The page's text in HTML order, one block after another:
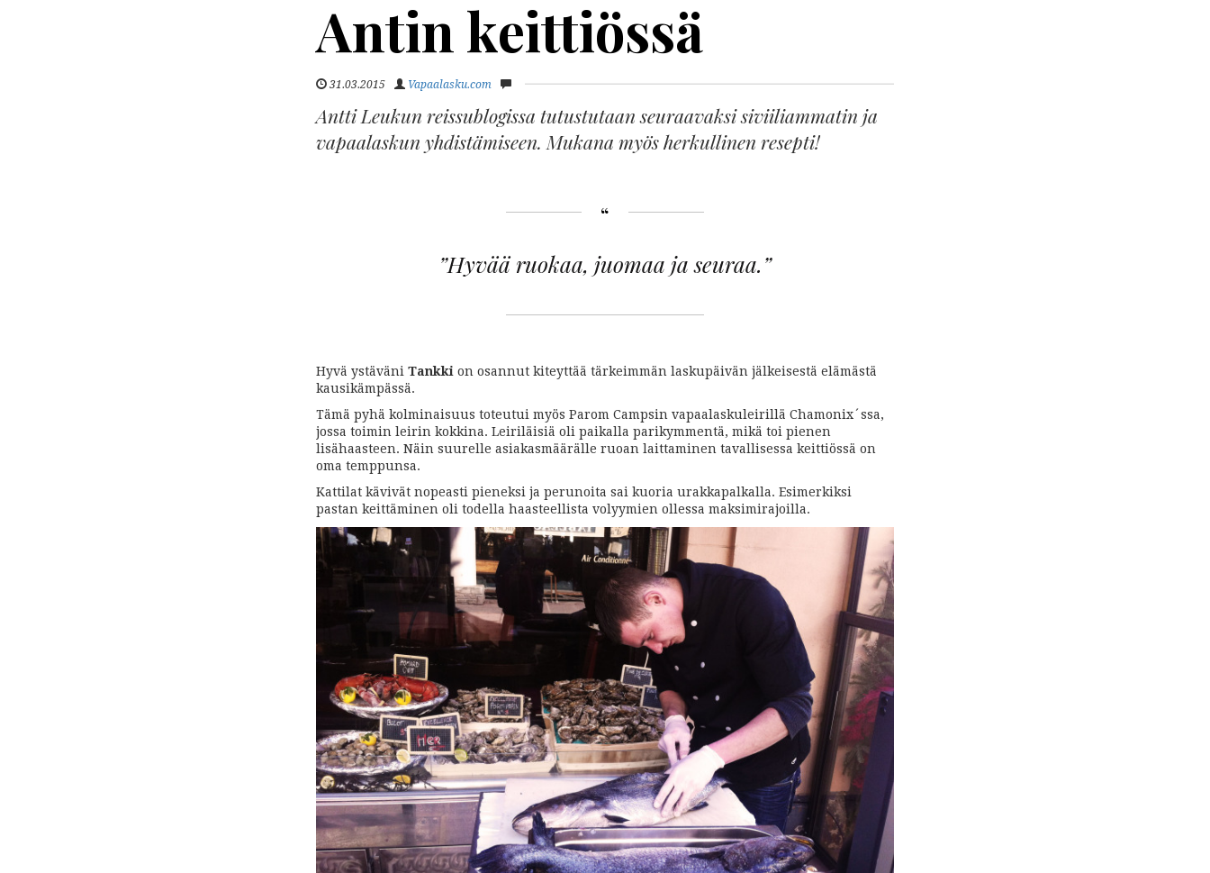
Antin keittiössä
31.03.2015 Vapaalasku.com
Antti Leukun reissublogissa tutustutaan seuraavaksi siviiliammatin ja
vapaalaskun yhdistämiseen. Mukana myös herkullinen resepti!
”Hyvää ruokaa, juomaa ja seuraa.”
Hyvä ystäväni Tankki on osannut kiteyttää tärkeimmän laskupäivän jälkeisestä elämästä
kausikämpässä.
Tämä pyhä kolminaisuus toteutui myös Parom Campsin vapaalaskuleirillä Chamonix´ssa,
jossa toimin leirin kokkina. Leiriläisiä oli paikalla parikymmentä, mikä toi pienen
lisähaasteen. Näin suurelle asiakasmäärälle ruoan laittaminen tavallisessa keittiössä on
oma temppunsa.
Kattilat kävivät nopeasti pieneksi ja perunoita sai kuoria urakkapalkalla. Esimerkiksi
pastan keittäminen oli todella haasteellista volyymien ollessa maksimirajoilla.